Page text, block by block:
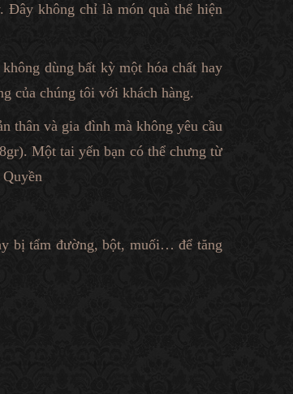
Đây không chỉ là món quà thể hiện
dùng bất kỳ một hóa chất hay
của chúng tôi với khách hàng.
thân và gia đình mà không yêu cầu
Một tai yến bạn có thể chưng từ
bị tẩm đường, bột, muối… để tăng